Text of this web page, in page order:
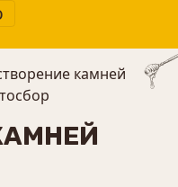
камней